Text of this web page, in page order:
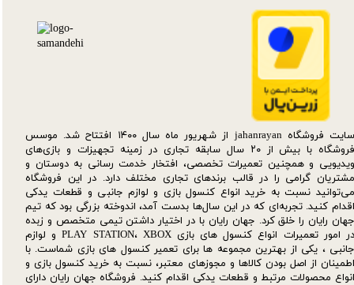
سایت فروشگاه jahanrayan از شهریور ماه سال ۱۴۰۰ افتتاح شد. موسس
فروشگاه با بیش از ۲۰ سال سابقه تجاری در زمینه تجهیزات و بازی‌های
ویدیویی و همچنین تعمیرات تخصصی، افتخار خدمت رسانی به دوستان و
مشتریان گرامی را در قالب برندهای تجاری مختلف دارد. در این فروشگاه
می‌توانید نسبت به خرید انواع کنسول بازی و لوازم جانبی و قطعات یدکی‌
اقدام کنید. تجربه‌ای که در این سال‌ها بدست آمد، اندوخته بزرگی بود که تیم
جهان رایان را خلق کرد. جهان رایان با در اختیار داشتن تیمی متخصص و زبده
در امور تعمیرات انواع کنسول های بازی PLAY STATION، XBOX و لوازم
جانبی ، یکی از بهترین مجموعه ها برای تعمیر کنسول های بازی شماست. با
اطمینان از اصل بودن کالاها و مجوزهای معتبر، نسبت به خرید کنسول بازی و
انواع محصولات مرتبط و قطعات یدکی اقدام کنید. فروشگاه جهان رایان دارای